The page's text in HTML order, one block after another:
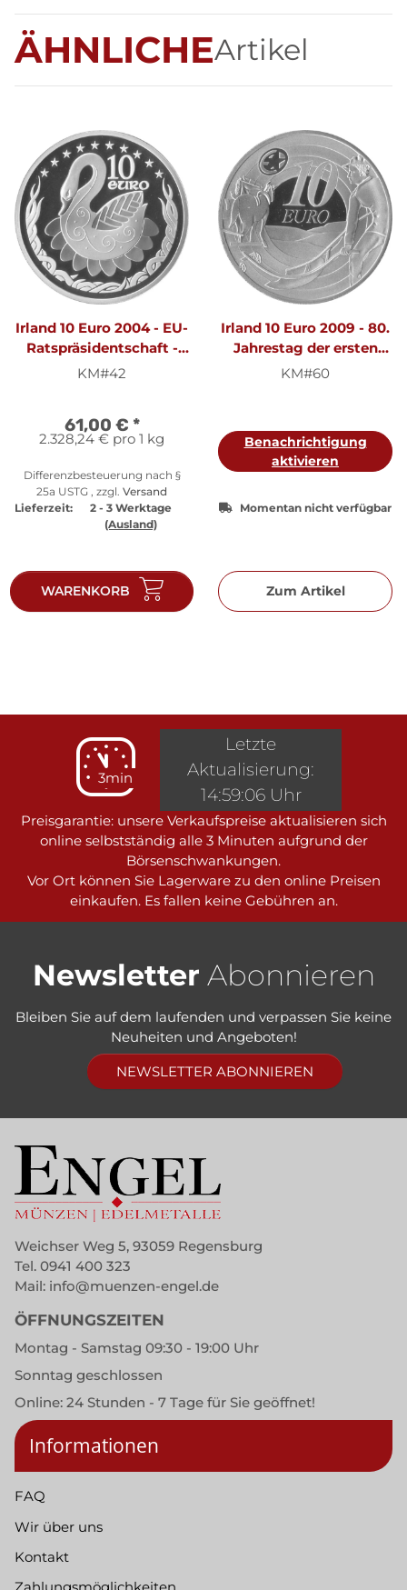
ÄHNLICHEArtikel
Irland 10 Euro 2004 - EU-
Ratspräsidentschaft -
Silber PP
KM#42
61,00 € *
2.328,24 € pro 1 kg
Differenzbesteuerung nach §
25a USTG , zzgl. Versand
Lieferzeit:
2 - 3 Werktage
(Ausland)
WARENKORB
Irland 10 Euro 2009 - 80.
Jahrestag der ersten
Währung - Silber PP
KM#60
Benachrichtigung
aktivieren
Momentan nicht verfügbar
Zum Artikel
3min
Preisgarantie: unsere Verkaufspreise aktualisieren sich
online selbstständig alle 3 Minuten aufgrund der
Börsenschwankungen.
Vor Ort können Sie Lagerware zu den online Preisen
einkaufen. Es fallen keine Gebühren an.
Letzte
Aktualisierung:
14:59:06 Uhr
Newsletter Abonnieren
Bleiben Sie auf dem laufenden und verpassen Sie keine
Neuheiten und Angeboten!
NEWSLETTER ABONNIEREN
Weichser Weg 5, 93059 Regensburg
Tel. 0941 400 323
Mail: info@muenzen-engel.de
ÖFFNUNGSZEITEN
Montag - Samstag 09:30 - 19:00 Uhr
Sonntag geschlossen
Online: 24 Stunden - 7 Tage für Sie geöffnet!
Informationen
FAQ
Wir über uns
Kontakt